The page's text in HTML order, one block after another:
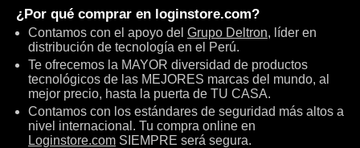
¿Por qué comprar en loginstore.com?
Contamos con el apoyo del Grupo Deltron, líder en
distribución de tecnología en el Perú.
Te ofrecemos la MAYOR diversidad de productos
tecnológicos de las MEJORES marcas del mundo, al
mejor precio, hasta la puerta de TU CASA.
Contamos con los estándares de seguridad más altos a
nivel internacional. Tu compra online en
Loginstore.com SIEMPRE será segura.